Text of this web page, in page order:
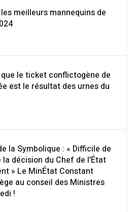
meilleurs mannequins de
le ticket conflictogène de
est le résultat des urnes du
la Symbolique : « Difficile de
décision du Chef de l’État
» Le MinÉtat Constant
au conseil des Ministres
!